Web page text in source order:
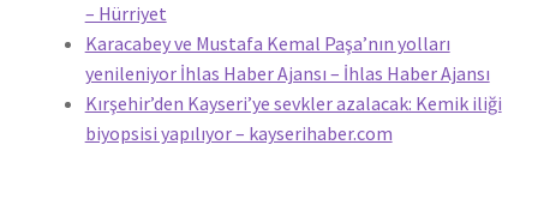
– Hürriyet
Karacabey ve Mustafa Kemal Paşa’nın yolları
yenileniyor İhlas Haber Ajansı – İhlas Haber Ajansı
Kırşehir’den Kayseri’ye sevkler azalacak: Kemik iliği
biyopsisi yapılıyor – kayserihaber.com